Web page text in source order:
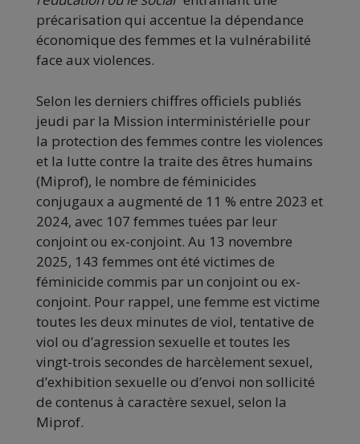
précarisation qui accentue la dépendance
économique des femmes et la vulnérabilité
face aux violences.
Selon les derniers chiffres officiels publiés
jeudi par la Mission interministérielle pour
la protection des femmes contre les violences
et la lutte contre la traite des êtres humains
(Miprof), le nombre de féminicides
conjugaux a augmenté de 11 % entre 2023 et
2024, avec 107 femmes tuées par leur
conjoint ou ex-conjoint. Au 13 novembre
2025, 143 femmes ont été victimes de
féminicide commis par un conjoint ou ex-
conjoint. Pour rappel, une femme est victime
toutes les deux minutes de viol, tentative de
viol ou d’agression sexuelle et toutes les
vingt-trois secondes de harcèlement sexuel,
d’exhibition sexuelle ou d’envoi non sollicité
de contenus à caractère sexuel, selon la
Miprof.